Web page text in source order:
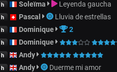
Soleïma Leyenda gaucha
Pascal Lluvia de estrellas
Dominique 2
Dominique
Andy
Andy Duerme mi amor